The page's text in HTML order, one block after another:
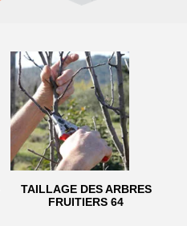
TAILLAGE DES ARBRES
FRUITIERS 64